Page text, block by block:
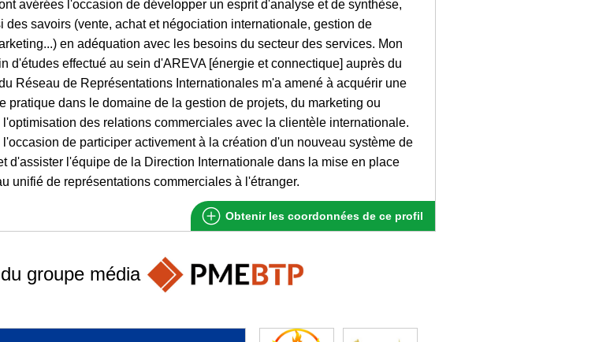
avérées l'occasion de développer un esprit d'analyse et de synthèse,
des savoirs (vente, achat et négociation internationale, gestion de
en adéquation avec les besoins du secteur des services. Mon
d'études effectué au sein d'AREVA [énergie et connectique] auprès du
Réseau de Représentations Internationales m'a amené à acquérir une
pratique dans le domaine de la gestion de projets, du marketing ou
l'optimisation des relations commerciales avec la clientèle internationale.
l'occasion de participer activement à la création d'un nouveau système de
d'assister l'équipe de la Direction Internationale dans la mise en place
unifié de représentations commerciales à l'étranger.
Obtenir les coordonnées de ce profil
groupe média